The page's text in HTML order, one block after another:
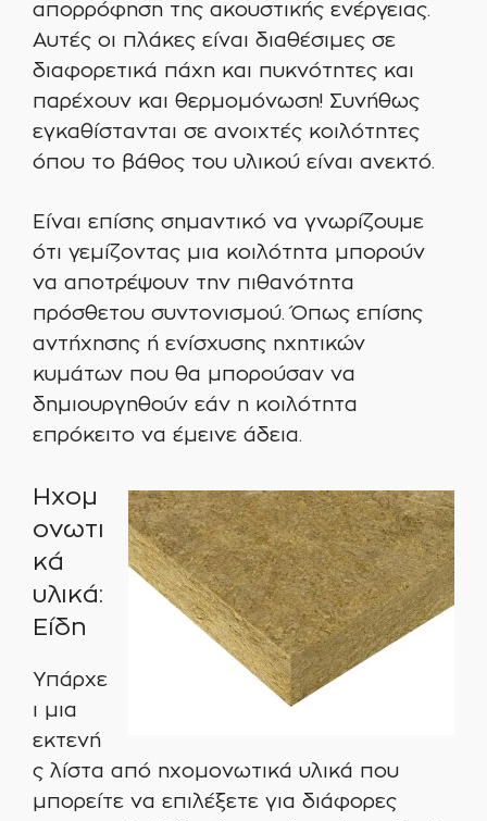
απορρόφηση της ακουστικής ενέργειας.
Αυτές οι πλάκες είναι διαθέσιμες σε
διαφορετικά πάχη και πυκνότητες και
παρέχουν και θερμομόνωση! Συνήθως
εγκαθίστανται σε ανοιχτές κοιλότητες
όπου το βάθος του υλικού είναι ανεκτό.
Είναι επίσης σημαντικό να γνωρίζουμε
ότι γεμίζοντας μια κοιλότητα μπορούν
να αποτρέψουν την πιθανότητα
πρόσθετου συντονισμού. Όπως επίσης
αντήχησης ή ενίσχυσης ηχητικών
κυμάτων που θα μπορούσαν να
δημιουργηθούν εάν η κοιλότητα
επρόκειτο να έμεινε άδεια.
Ηχομ
ονωτι
κά
υλικά:
Είδη
Υπάρχε
ι μια
εκτενή
ς λίστα από ηχομονωτικά υλικά που
μπορείτε να επιλέξετε για διάφορες